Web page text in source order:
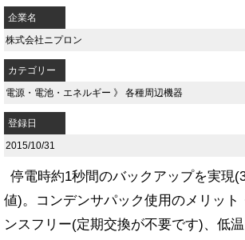
企業名
株式会社ニプロン
カテゴリー
電源・電池・エネルギー 》 各種周辺機器
登録日
2015/10/31
停電時約1秒間のバックアップを実現
値)。コンデンサパック使用のメリット
ンスフリー(定期交換が不要です)、低